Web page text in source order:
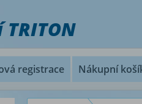
registrace Nákupní